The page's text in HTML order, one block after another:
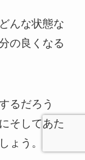
んな状態な
の良くなる
るだろう
そしてあた
ょう。